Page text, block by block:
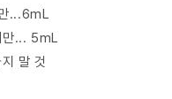
...6mL
만... 5mL
말 것